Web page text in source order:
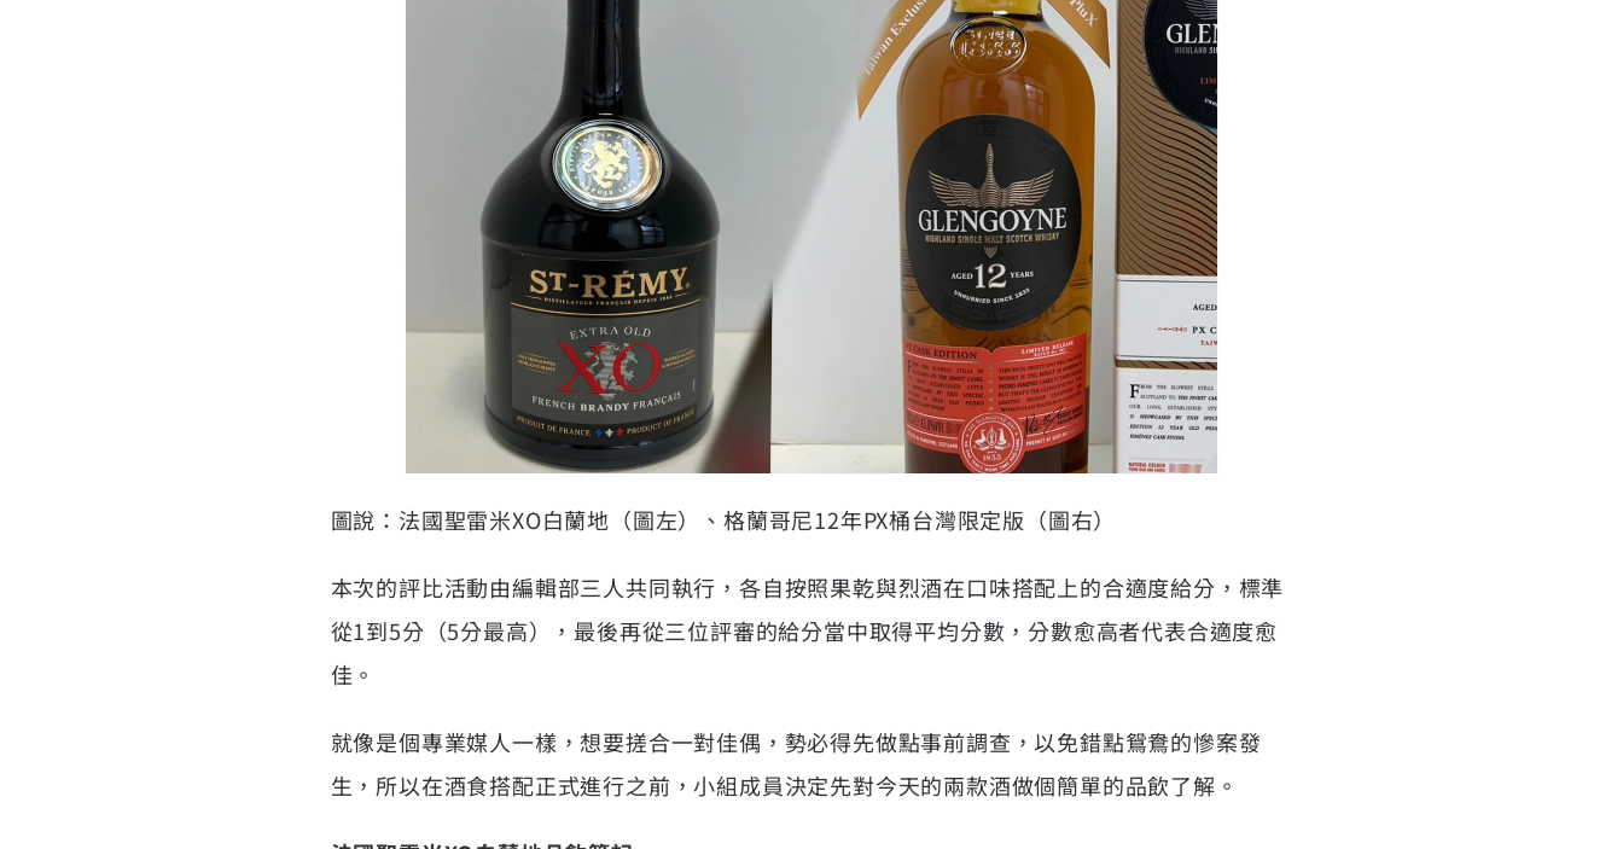
圖說：法國聖雷米XO白蘭地（圖左）、格蘭哥尼12年PX桶台灣限定版（圖右）
本次的評比活動由編輯部三人共同執行，各自按照果乾與烈酒在口味搭配上的合適度給分，標準
從1到5分（5分最高），最後再從三位評審的給分當中取得平均分數，分數愈高者代表合適度愈
佳。
就像是個專業媒人一樣，想要搓合一對佳偶，勢必得先做點事前調查，以免錯點鴛鴦的慘案發
生，所以在酒食搭配正式進行之前，小組成員決定先對今天的兩款酒做個簡單的品飲了解。